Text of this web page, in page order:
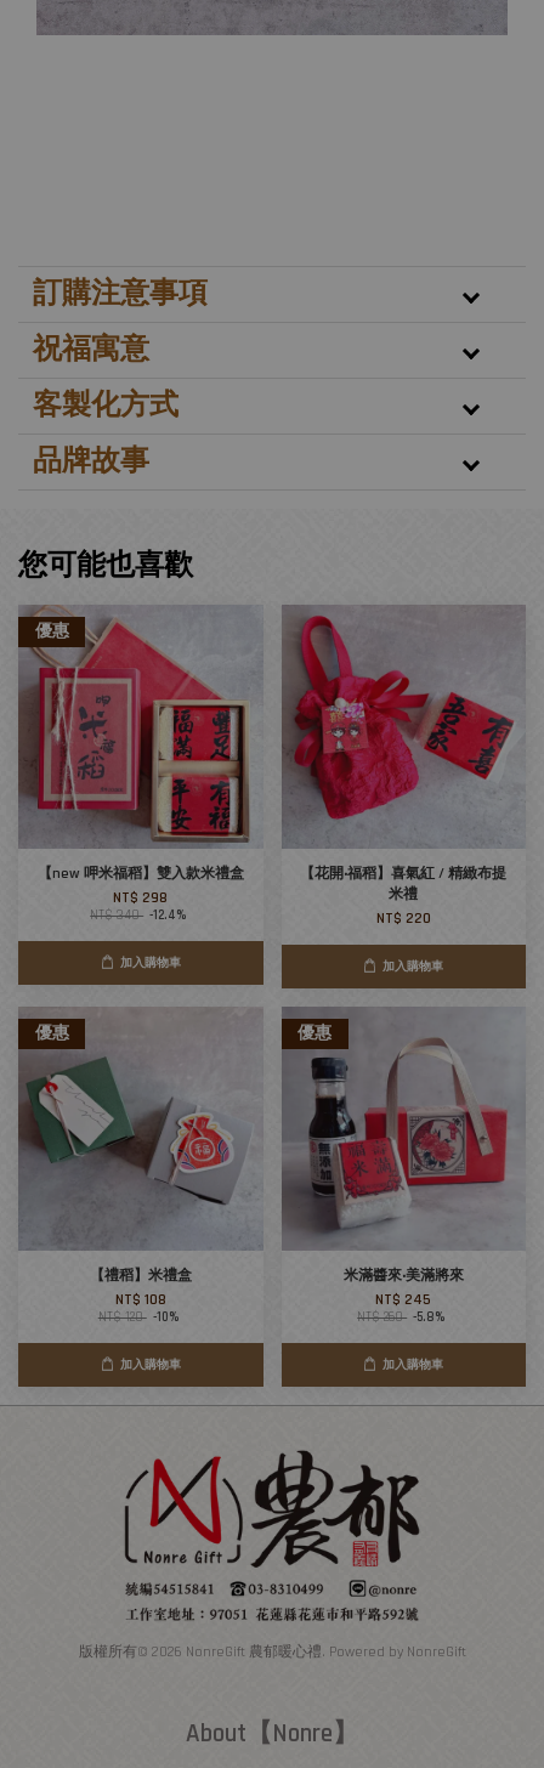
訂購注意事項
祝福寓意
客製化方式
品牌故事
您可能也喜歡
優惠
【new 呷米福稻】雙入款米禮盒
NT$ 298
NT$ 340 -12.4%
加入購物車
【花開‧福稻】喜氣紅 / 精緻布提
米禮
NT$ 220
加入購物車
優惠
【禮稻】米禮盒
NT$ 108
NT$ 120 -10%
加入購物車
優惠
米滿醬來‧美滿將來
NT$ 245
NT$ 260 -5.8%
加入購物車
版權所有© 2026 NonreGift 農郁暖心禮. Powered by NonreGift
About【Nonre】